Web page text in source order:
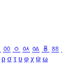
ㆀ ㆁ ㆂ ㆃ ㆄ ㆅ
ρ σ τ υ φ χ ψ ω